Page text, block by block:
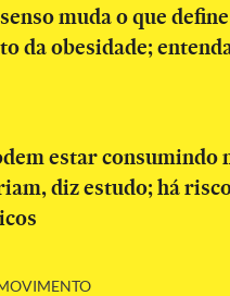
muda o que
da obesidade;
estar consumindo
diz estudo; há